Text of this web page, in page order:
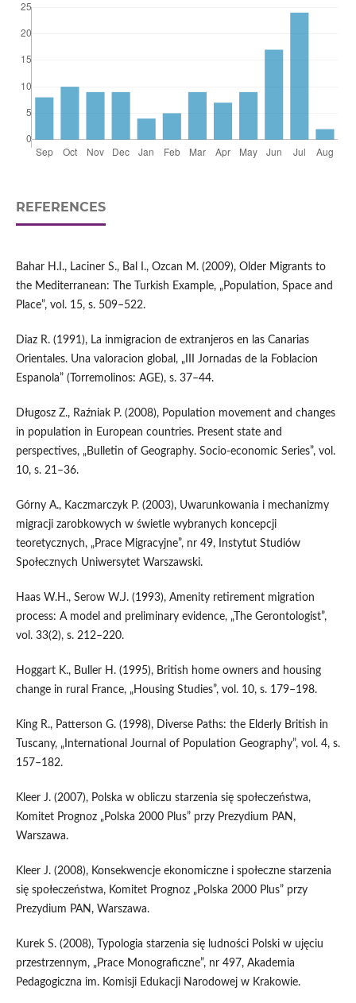
REFERENCES
Bahar H.I., Laciner S., Bal I., Ozcan M. (2009), Older Migrants to
the Mediterranean: The Turkish Example, „Population, Space and
Place”, vol. 15, s. 509–522.
Diaz R. (1991), La inmigracion de extranjeros en las Canarias
Orientales. Una valoracion global, „III Jornadas de la Foblacion
Espanola” (Torremolinos: AGE), s. 37–44.
Długosz Z., Raźniak P. (2008), Population movement and changes
in population in European countries. Present state and
perspectives, „Bulletin of Geography. Socio‑economic Series”, vol.
10, s. 21–36.
Górny A., Kaczmarczyk P. (2003), Uwarunkowania i mechanizmy
migracji zarobkowych w świetle wybranych koncepcji
teoretycznych, „Prace Migracyjne”, nr 49, Instytut Studiów
Społecznych Uniwersytet Warszawski.
Haas W.H., Serow W.J. (1993), Amenity retirement migration
process: A model and preliminary evidence, „The Gerontologist”,
vol. 33(2), s. 212–220.
Hoggart K., Buller H. (1995), British home owners and housing
change in rural France, „Housing Studies”, vol. 10, s. 179–198.
King R., Patterson G. (1998), Diverse Paths: the Elderly British in
Tuscany, „International Journal of Population Geography”, vol. 4, s.
157–182.
Kleer J. (2007), Polska w obliczu starzenia się społeczeństwa,
Komitet Prognoz „Polska 2000 Plus” przy Prezydium PAN,
Warszawa.
Kleer J. (2008), Konsekwencje ekonomiczne i społeczne starzenia
się społeczeństwa, Komitet Prognoz „Polska 2000 Plus” przy
Prezydium PAN, Warszawa.
Kurek S. (2008), Typologia starzenia się ludności Polski w ujęciu
przestrzennym, „Prace Monograficzne”, nr 497, Akademia
Pedagogiczna im. Komisji Edukacji Narodowej w Krakowie.